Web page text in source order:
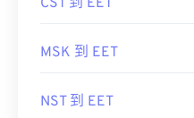
CST 到 EET
MSK 到 EET
NST 到 EET